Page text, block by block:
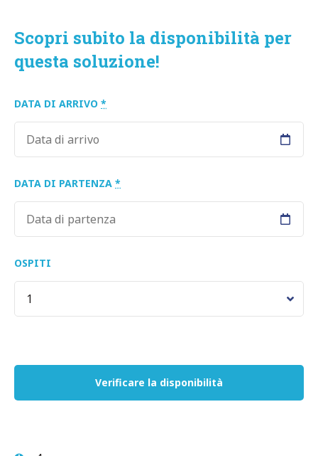
Scopri subito la disponibilità per
questa soluzione!
DATA DI ARRIVO *
DATA DI PARTENZA *
OSPITI